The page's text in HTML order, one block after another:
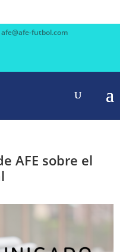
afe@afe-futbol.com
AFE sobre el